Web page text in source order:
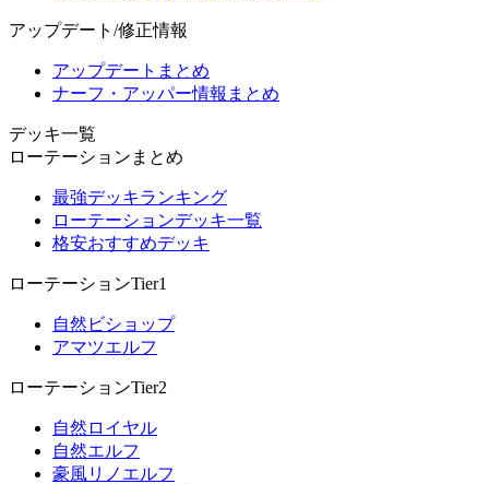
アップデート/修正情報
アップデートまとめ
ナーフ・アッパー情報まとめ
デッキ一覧
ローテーションまとめ
最強デッキランキング
ローテーションデッキ一覧
格安おすすめデッキ
ローテーションTier1
自然ビショップ
アマツエルフ
ローテーションTier2
自然ロイヤル
自然エルフ
豪風リノエルフ